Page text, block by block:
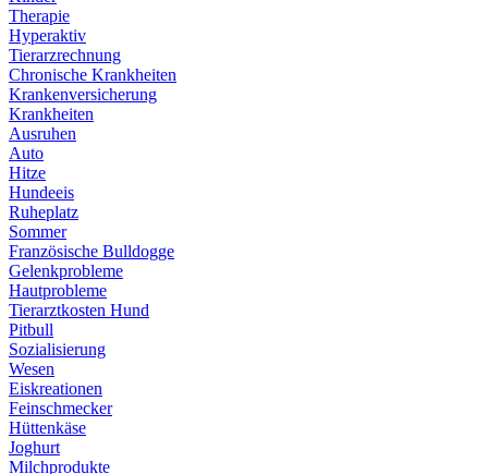
Therapie
Hyperaktiv
Tierarzrechnung
Chronische Krankheiten
Krankenversicherung
Krankheiten
Ausruhen
Auto
Hitze
Hundeeis
Ruheplatz
Sommer
Französische Bulldogge
Gelenkprobleme
Hautprobleme
Tierarztkosten Hund
Pitbull
Sozialisierung
Wesen
Eiskreationen
Feinschmecker
Hüttenkäse
Joghurt
Milchprodukte